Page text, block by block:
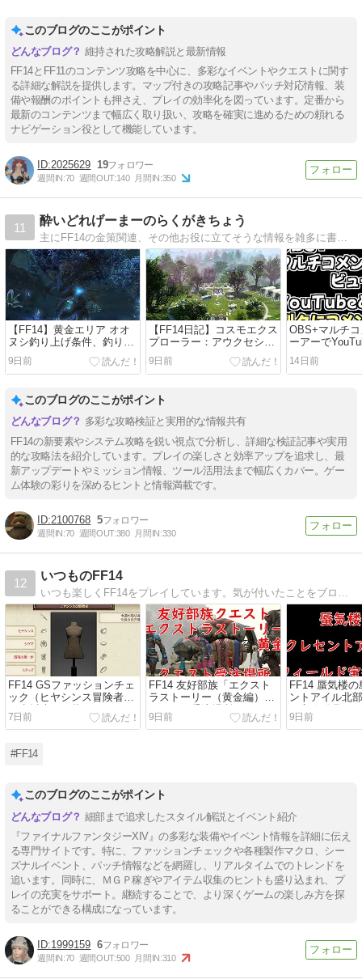
このブログのここがポイント
維持された攻略解説と最新情報
FF14とFF11のコンテンツ攻略を中心に、多彩なイベントやクエストに関す
る詳細な解説を提供します。マップ付きの攻略記事やパッチ対応情報、装
備や報酬のポイントも押さえ、プレイの効率化を図っています。定番から
最新のコンテンツまで幅広く取り扱い、攻略を確実に進めるための頼れる
ナビゲーション役として機能しています。
2025629 19
週間IN:70 週間OUT:140 月間IN:350
11
酔いどれげーまーのらくがきちょう
主にFF14の金策関連、その他お役に立てそうな情報を雑多に書いていきたい系の個人ブログです
【FF14】黄金エリア オオ
ヌシ釣り上げ条件、釣り方
のコツなどまとめ
9日前
【FF14日記】コスモエクス
プローラー：アウクセシア
検証をふんわりと振り返り
つつ感想を書いていく
9日前
OBS+マルチ
ーアーで
のコメントを
る方法につい
14日前
このブログのここがポイント
多彩な攻略検証と実用的な情報共有
FF14の新要素やシステム攻略を鋭い視点で分析し、詳細な検証記事や実用
的な攻略法を紹介しています。プレイの楽しさと効率アップを追求し、最
新アップデートやミッション情報、ツール活用法まで幅広くカバー。ゲー
ム体験の彩りを深めるヒントと情報満載です。
2100768 5
週間IN:70 週間OUT:380 月間IN:330
12
いつものFF14
いつも楽しくFF14をプレイしています。気が付いたことをブログにしています。まだ、ブログを始めて日が浅いので試行錯誤中です。
FF14 GSファッションチェ
ック（ヒヤシンス冒険者）
80点以上を目指す
7日前
FF14 友好部族「エクスト
ラストーリー（黄金編）」
クエスト受注場所
9日前
FF14 蜃気楼
ントアイル北
ド宝箱発見メモ
9日前
#FF14
このブログのここがポイント
細部まで追求したスタイル解説とイベント紹介
『ファイナルファンタジーXIV』の多彩な装備やイベント情報を詳細に伝え
る専門サイトです。特に、ファッションチェックや各種製作マクロ、シー
ズナルイベント、パッチ情報などを網羅し、リアルタイムでのトレンドを
追います。同時に、ＭＧＰ稼ぎやアイテム収集のヒントも盛り込まれ、プ
レイの充実をサポート。継続することで、より深くゲームの楽しみ方を探
ることができる構成になっています。
1999159 6
週間IN:70 週間OUT:500 月間IN:310